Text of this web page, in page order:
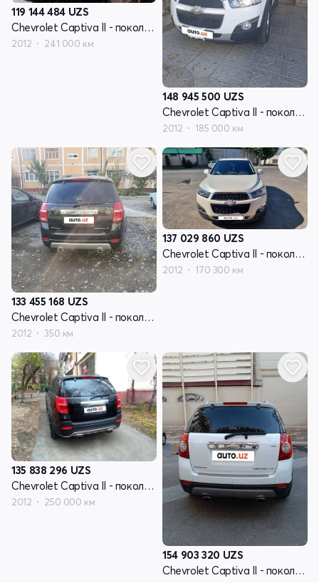
119 144 484 UZS
Chevrolet Captiva II - поколение
2012 241 000 км
148 945 500 UZS
Chevrolet Captiva II - поколение
2012 185 000 км
133 455 168 UZS
Chevrolet Captiva II - поколение
2012 350 км
137 029 860 UZS
Chevrolet Captiva II - поколение
2012 170 300 км
135 838 296 UZS
Chevrolet Captiva II - поколение
2012 250 000 км
154 903 320 UZS
Chevrolet Captiva II - поколение